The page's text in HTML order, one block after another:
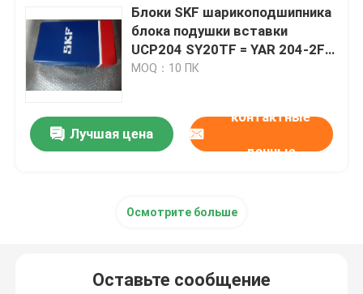
Блоки SKF шарикоподшипника
блока подушки вставки
UCP204 SY20TF = YAR 204-2F +
SY 504M
MOQ：10 ПК
Лучшая цена
контактные
данные
Осмотрите больше
Оставьте сообщение